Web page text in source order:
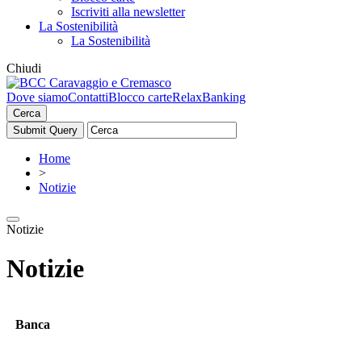
Iscriviti alla newsletter
La Sostenibilità
La Sostenibilità
Chiudi
Dove siamoContattiBlocco carteRelaxBanking
Cerca
Home
>
Notizie
Notizie
Notizie
Banca